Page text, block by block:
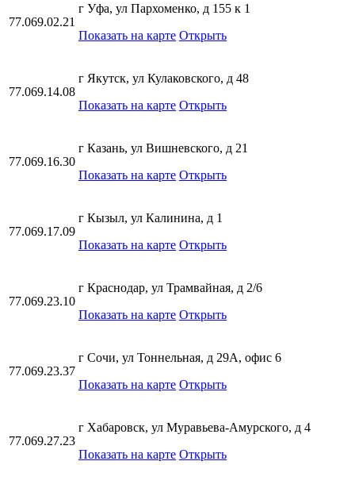
77.069.02.21
г Уфа, ул Пархоменко, д 155 к 1
Показать на карте Открыть
77.069.14.08
г Якутск, ул Кулаковского, д 48
Показать на карте Открыть
77.069.16.30
г Казань, ул Вишневского, д 21
Показать на карте Открыть
77.069.17.09
г Кызыл, ул Калинина, д 1
Показать на карте Открыть
77.069.23.10
г Краснодар, ул Трамвайная, д 2/6
Показать на карте Открыть
77.069.23.37
г Сочи, ул Тоннельная, д 29А, офис 6
Показать на карте Открыть
77.069.27.23
г Хабаровск, ул Муравьева-Амурского, д 4
Показать на карте Открыть